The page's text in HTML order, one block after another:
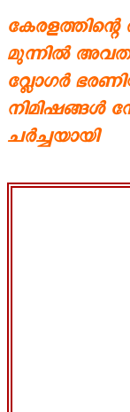
മുന്നിൽ
വ്ലോഗർ
നിമിഷങ്ങൾ
ചർച്ചയായി